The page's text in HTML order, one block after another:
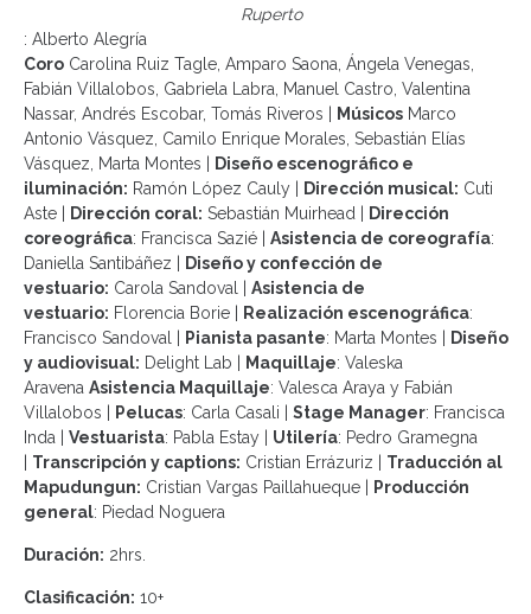
Ruperto
: Alberto Alegría
Coro Carolina Ruiz Tagle, Amparo Saona, Ángela Venegas,
Fabián Villalobos, Gabriela Labra, Manuel Castro, Valentina
Nassar, Andrés Escobar, Tomás Riveros |
Músicos Marco
Antonio Vásquez, Camilo Enrique Morales, Sebastián Elías
Vásquez, Marta Montes |
Diseño escenográfico e
iluminación: Ramón López Cauly | Dirección musical: Cuti
Aste |
Dirección coral: Sebastián Muirhead |
Dirección
coreográfica: Francisca Sazié | Asistencia de coreografía:
Daniella Santibáñez |
Diseño y confección de
vestuario: Carola Sandoval | Asistencia de
vestuario: Florencia Borie | Realización escenográfica:
Francisco Sandoval |
Pianista pasante: Marta Montes |
Diseño
y audiovisual: Delight Lab | Maquillaje: Valeska
Aravena Asistencia Maquillaje: Valesca Araya y Fabián
Villalobos |
Pelucas: Carla Casali | Stage Manager: Francisca
Inda | Vestuarista: Pabla Estay | Utilería: Pedro Gramegna
Transcripción y captions: Cristian Errázuriz | Traducción al
Mapudungun: Cristian Vargas Paillahueque |
Producción
general: Piedad Noguera
Duración: 2hrs.
Clasificación: 10+